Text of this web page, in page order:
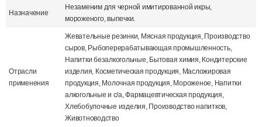
Назначение
Незаменим для черной имитированной икры,
мороженого, выпечки.
Отрасли
применения
Жевательные резинки, Мясная продукция, Производство
сыров, Рыбоперерабатывающая промышленность,
Напитки безалкогольные, Бытовая химия, Кондитерские
изделия, Косметическая продукция, Масложировая
продукция, Молочная продукция, Мороженое, Напитки
алкогольные и с/а, Фармацевтическая продукция,
Хлебобулочные изделия, Производство напитков,
Животноводство